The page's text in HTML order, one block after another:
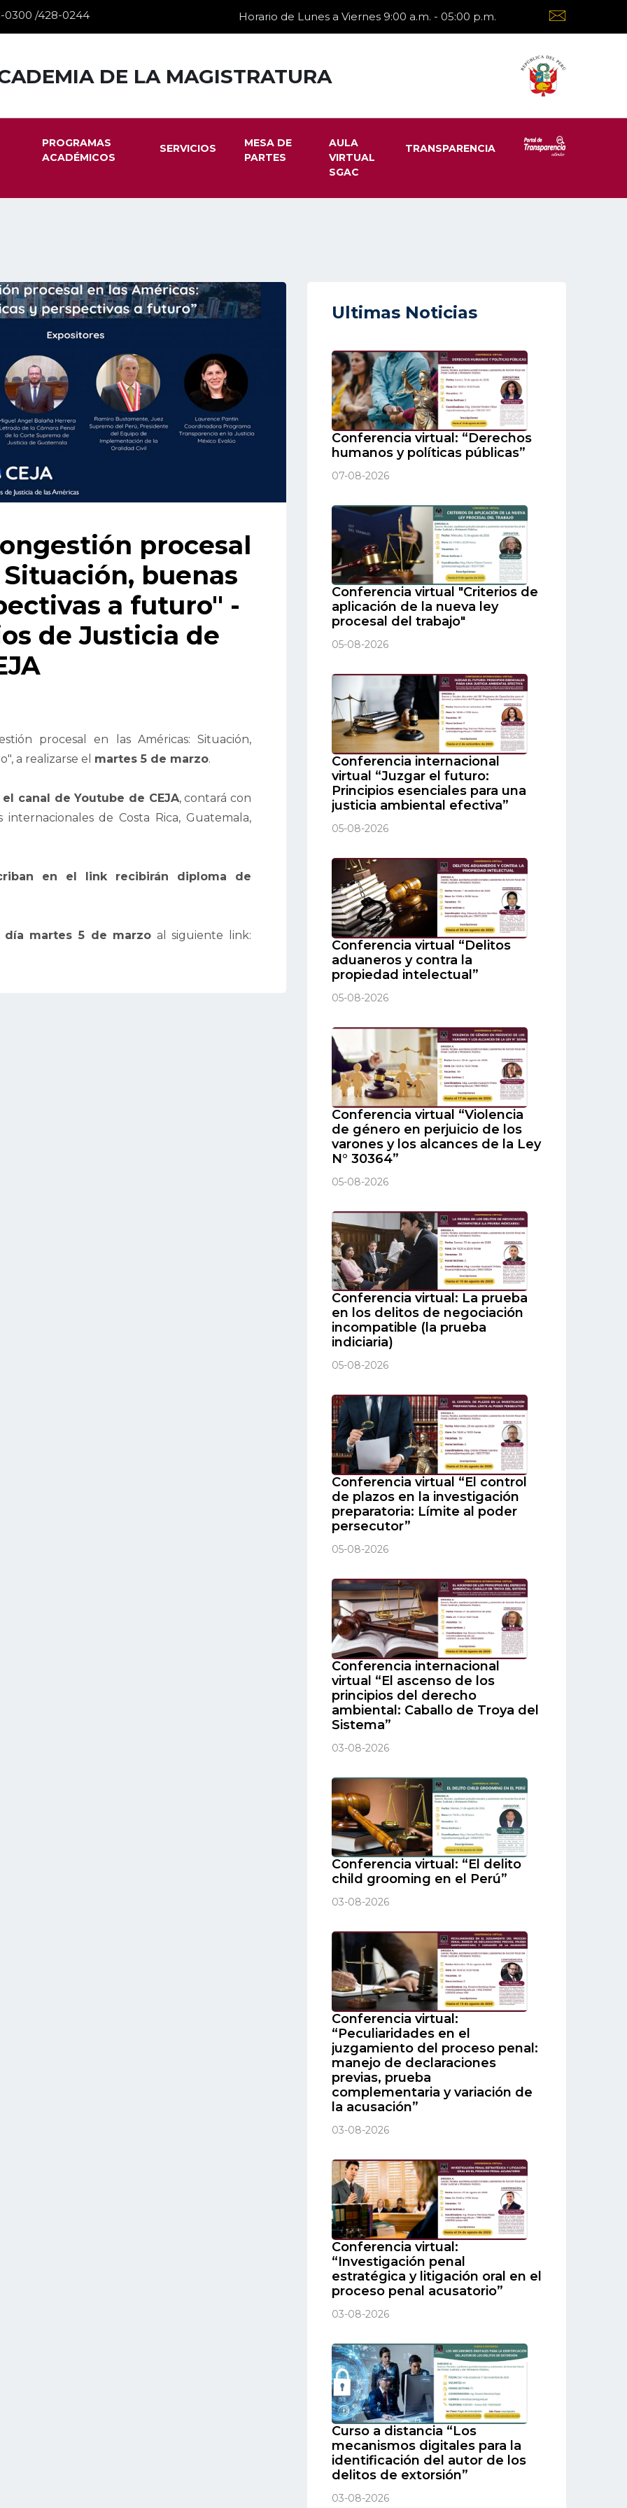
0300 /428-0244 Horario de Lunes a Viernes 9:00 a.m. - 05:00 p.m.
DE LA MAGISTRATURA
PROGRAMAS
ACADÉMICOS
SERVICIOS
MESA DE
PARTES
AULA
VIRTUAL
SGAC
TRANSPARENCIA
procesal
buenas
a futuro" -
de Justicia de
procesal en las Américas: Situación,
a realizarse el martes 5 de marzo.
canal de Youtube de CEJA, contará con
de Costa Rica, Guatemala,
en el link recibirán diploma de
día martes 5 de marzo al siguiente link:
Ultimas Noticias
Conferencia virtual: “Derechos
humanos y políticas públicas”
07-08-2026
Conferencia virtual "Criterios de
aplicación de la nueva ley
procesal del trabajo"
05-08-2026
Conferencia internacional
virtual “Juzgar el futuro:
Principios esenciales para una
justicia ambiental efectiva”
05-08-2026
Conferencia virtual “Delitos
aduaneros y contra la
propiedad intelectual”
05-08-2026
Conferencia virtual “Violencia
de género en perjuicio de los
varones y los alcances de la Ley
N° 30364”
05-08-2026
Conferencia virtual: La prueba
en los delitos de negociación
incompatible (la prueba
indiciaria)
05-08-2026
Conferencia virtual “El control
de plazos en la investigación
preparatoria: Límite al poder
persecutor”
05-08-2026
Conferencia internacional
virtual “El ascenso de los
principios del derecho
ambiental: Caballo de Troya del
Sistema”
03-08-2026
Conferencia virtual: “El delito
child grooming en el Perú”
03-08-2026
Conferencia virtual:
“Peculiaridades en el
juzgamiento del proceso penal:
manejo de declaraciones
previas, prueba
complementaria y variación de
la acusación”
03-08-2026
Conferencia virtual:
“Investigación penal
estratégica y litigación oral en el
proceso penal acusatorio”
03-08-2026
Curso a distancia “Los
mecanismos digitales para la
identificación del autor de los
delitos de extorsión”
03-08-2026